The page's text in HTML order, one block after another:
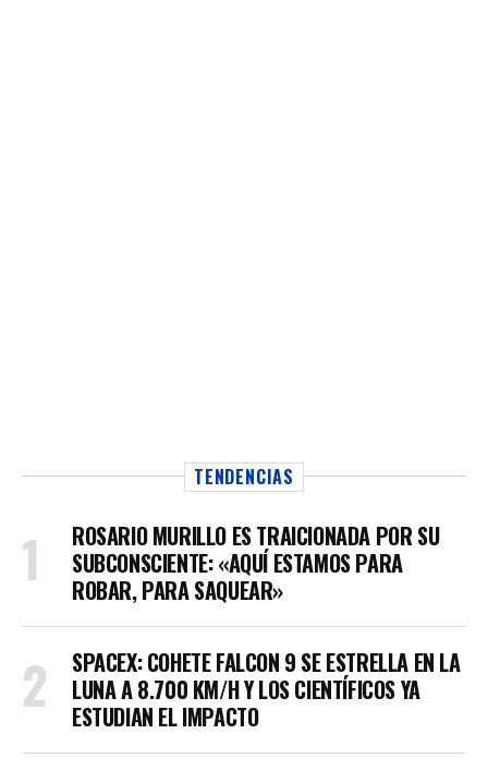
TENDENCIAS
ROSARIO MURILLO ES TRAICIONADA POR SU
SUBCONSCIENTE: «AQUÍ ESTAMOS PARA
ROBAR, PARA SAQUEAR»
SPACEX: COHETE FALCON 9 SE ESTRELLA EN LA
LUNA A 8.700 KM/H Y LOS CIENTÍFICOS YA
ESTUDIAN EL IMPACTO